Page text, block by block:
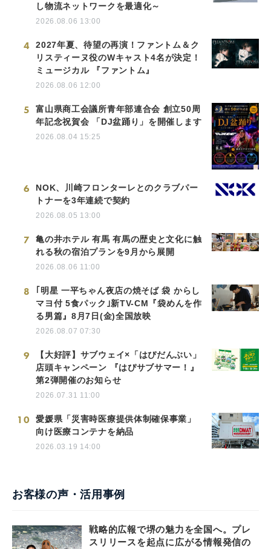
し物流ネットワークを最適化～
2026.08.06 13:00
4
2027年夏、待望の再演！ファントム＆ク
リスティーヌ役のWキャスト4名が決定！
ミュージカル 『ファントム』
2026.08.06 12:00
5
富山県商工会議所青年部連合会 創立50周
年記念祝賀会 「DJ盆踊り」を開催します
2026.08.04 15:25
6
NOK、川崎フロンターレとのクラブパー
トナーを3年連続で契約
2026.08.05 13:00
7
亀の井ホテル 有馬 有馬の歴史と文化に触
れる秋の宿泊プランを9月から展開
2026.08.06 11:00
8
｢明星 一平ちゃん夜店の焼そば 袋 からし
マヨ付 5食パック｣新TV-CM『袋めんを作
る男篇』8月7日(金)全国放映
2026.08.07 07:30
9
【大好評】サブウェイ×「はぴだんぶい」
店頭キャンペーン 『はぴサブサマー！』
第2弾開催のお知らせ
2026.07.31 11:00
10
愛媛県「災害時医療提供体制確保事業」
向け医療コンテナを納品
2026.03.19 14:00
お客様の声・活用事例
戦略的広報で堺の魅力を全国へ。プレ
スリリースを起点に広がる情報発信の